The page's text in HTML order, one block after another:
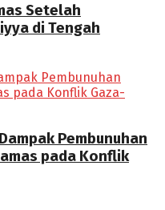
Setelah
di Tengah
Pembunuhan
pada Konflik